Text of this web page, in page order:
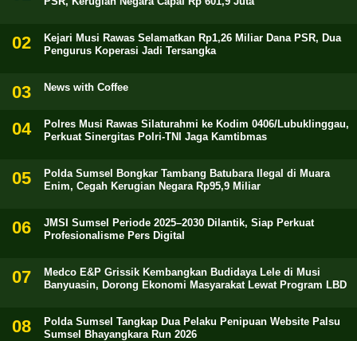
Kejari Musi Rawas Selamatkan Rp1,26 Miliar Dana PSR, Dua
Pengurus Koperasi Jadi Tersangka
News with Coffee
Polres Musi Rawas Silaturahmi ke Kodim 0406/Lubuklinggau,
Perkuat Sinergitas Polri-TNI Jaga Kamtibmas
Polda Sumsel Bongkar Tambang Batubara Ilegal di Muara
Enim, Cegah Kerugian Negara Rp95,9 Miliar
JMSI Sumsel Periode 2025–2030 Dilantik, Siap Perkuat
Profesionalisme Pers Digital
Medco E&P Grissik Kembangkan Budidaya Lele di Musi
Banyuasin, Dorong Ekonomi Masyarakat Lewat Program LBD
Polda Sumsel Tangkap Dua Pelaku Penipuan Website Palsu
Sumsel Bhayangkara Run 2026